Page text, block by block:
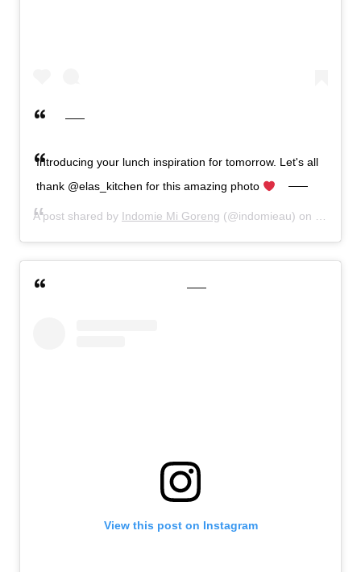
Introducing your lunch inspiration for tomorrow. Let's all
thank @elas_kitchen for this amazing photo
A post shared by Indomie Mi Goreng (@indomieau) on Sep 11,
View this post on Instagram